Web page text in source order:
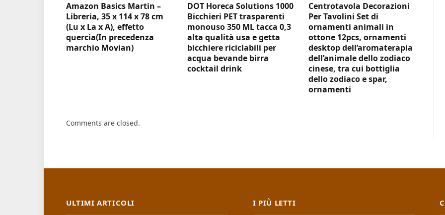
Amazon Basics Martin –
Libreria, 35 x 114 x 78 cm
(Lu x La x A), effetto
quercia(In precedenza
marchio Movian)
DOT Horeca Solutions 1000
Bicchieri PET trasparenti
monouso 350 ML tacca 0,3
alta qualità usa e getta
bicchiere riciclabili per
acqua bevande birra
cocktail drink
Centrotavola Decorazioni
Per Tavolini Set di
ornamenti animali in
ottone 12pcs, ornamenti
desktop dell’aromaterapia
dell’animale dello zodiaco
cinese, tra cui bottiglia
dello zodiaco e spar,
ornamenti
Comments are closed.
ULTIMI ARTICOLI I PIÙ LETTI